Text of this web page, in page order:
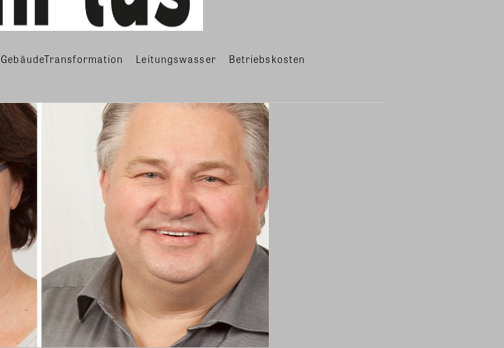
GebäudeTransformation Leitungswasser Betriebskosten